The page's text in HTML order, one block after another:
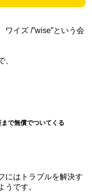
イズ /”wise”という会
、
で無償でついてくる
にはトラブルを解決す
うです。